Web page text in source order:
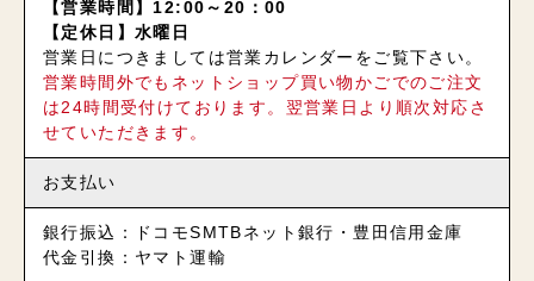
【営業時間】12:00～20：00
【定休日】水曜日
営業日につきましては営業カレンダーをご覧下さい。
営業時間外でもネットショップ買い物かごでのご注文
は24時間受付けております。翌営業日より順次対応さ
せていただきます。
お支払い
銀行振込：ドコモSMTBネット銀行・豊田信用金庫
代金引換：ヤマト運輸